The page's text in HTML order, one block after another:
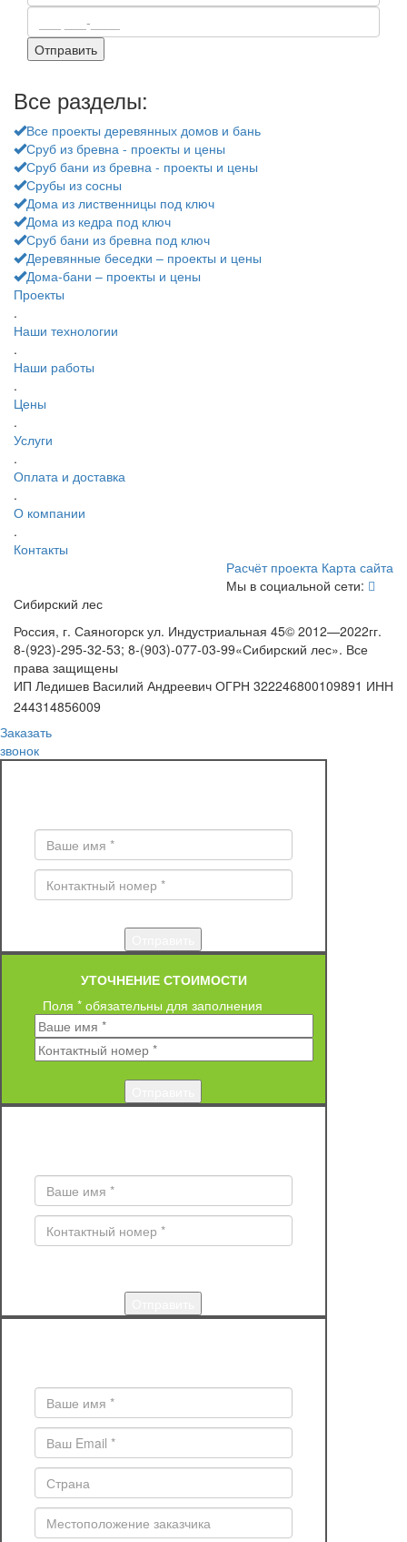
Все разделы:
Все проекты деревянных домов и бань
Сруб из бревна - проекты и цены
Сруб бани из бревна - проекты и цены
Срубы из сосны
Дома из лиственницы под ключ
Дома из кедра под ключ
Сруб бани из бревна под ключ
Деревянные беседки – проекты и цены
Дома-бани – проекты и цены
Проекты
.
Наши технологии
.
Наши работы
.
Цены
.
Услуги
.
Оплата и доставка
.
О компании
.
Контакты
Расчёт проекта Карта сайта
Мы в социальной сети:
Сибирский лес
Россия, г. Саяногорск ул. Индустриальная 45
8-(923)-295-32-53; 8-(903)-077-03-99
© 2012—2022гг.
«Сибирский лес». Все
права защищены
ИП Ледишев Василий Андреевич ОГРН 322246800109891 ИНН
244314856009
Заказать
звонок
УТОЧНЕНИЕ СТОИМОСТИ
Поля * обязательны для заполнения